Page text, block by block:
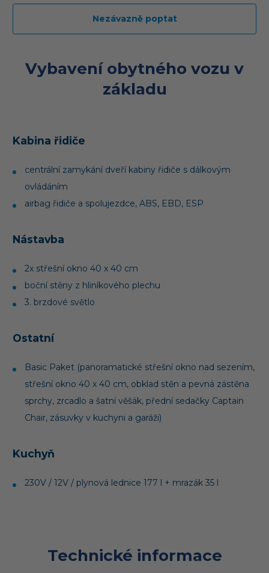
Nezávazně poptat
Vybavení obytného vozu v
základu
Kabina řidiče
centrální zamykání dveří kabiny řidiče s dálkovým
ovládáním
airbag řidiče a spolujezdce, ABS, EBD, ESP
Nástavba
2x střešní okno 40 x 40 cm
boční stěny z hliníkového plechu
3. brzdové světlo
Ostatní
Basic Paket (panoramatické střešní okno nad sezením,
střešní okno 40 x 40 cm, obklad stěn a pevná zástěna
sprchy, zrcadlo a šatní věšák, přední sedačky Captain
Chair, zásuvky v kuchyni a garáži)
Kuchyň
230V / 12V / plynová lednice 177 l + mrazák 35 l
Technické informace